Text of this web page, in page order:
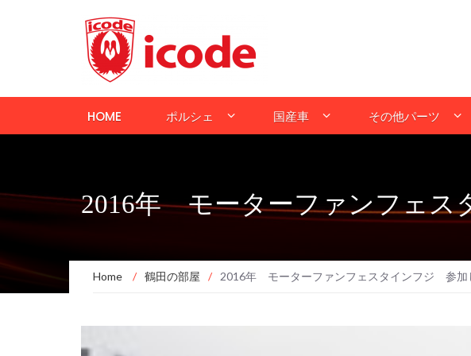
HOME ポルシェ 国産車 その他パーツ
2016年 モーターファンフェ
Home / 鶴田の部屋 / 2016年 モーターファンフェスタインフジ 参加